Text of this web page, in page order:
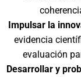
Impulsar la
evidencia
evaluación
Desarrollar y